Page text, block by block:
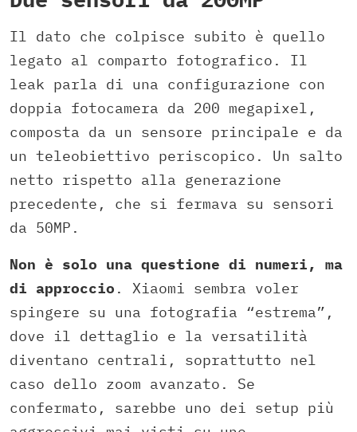
Il dato che colpisce subito è quello
legato al comparto fotografico. Il
leak parla di una configurazione con
doppia fotocamera da 200 megapixel,
composta da un sensore principale e da
un teleobiettivo periscopico. Un salto
netto rispetto alla generazione
precedente, che si fermava su sensori
da 50MP.
Non è solo una questione di numeri, ma
di approccio . Xiaomi sembra voler
spingere su una fotografia “estrema”,
dove il dettaglio e la versatilità
diventano centrali, soprattutto nel
caso dello zoom avanzato. Se
confermato, sarebbe uno dei setup più